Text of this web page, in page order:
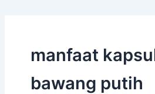
manfaat
bawang putih